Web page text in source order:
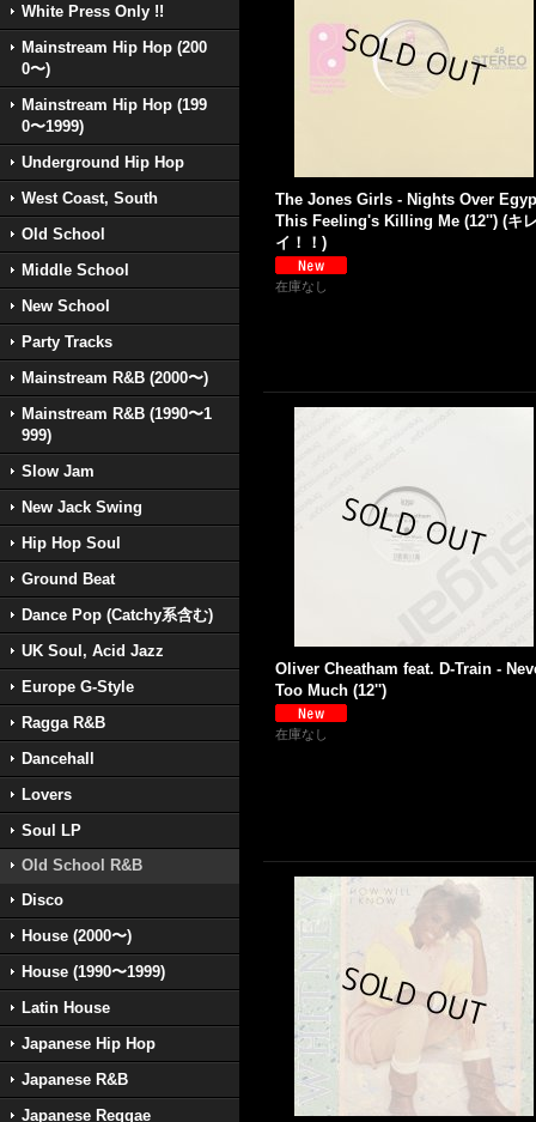
White Press Only !!
Mainstream Hip Hop (200
0〜)
Mainstream Hip Hop (199
0〜1999)
Underground Hip Hop
West Coast, South
Old School
Middle School
New School
Party Tracks
Mainstream R&B (2000〜)
Mainstream R&B (1990〜1
999)
Slow Jam
New Jack Swing
Hip Hop Soul
Ground Beat
Dance Pop (Catchy系含む)
UK Soul, Acid Jazz
Europe G-Style
Ragga R&B
Dancehall
Lovers
Soul LP
Old School R&B
Disco
House (2000〜)
House (1990〜1999)
Latin House
Japanese Hip Hop
Japanese R&B
Japanese Reggae
The Jones Girls - Nights Over
This Feeling's Killing Me (12'') (キ
イ！！)
在庫なし
Oliver Cheatham feat. D-Train -
Too Much (12'')
在庫なし